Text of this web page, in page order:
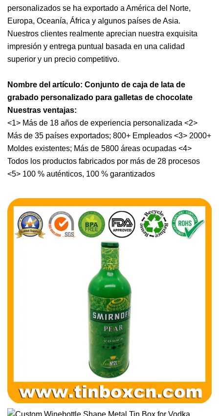
personalizados se ha exportado a América del Norte,
Europa, Oceanía, África y algunos países de Asia.
Nuestros clientes realmente aprecian nuestra exquisita
impresión y entrega puntual basada en una calidad
superior y un precio competitivo.
Nombre del artículo: Conjunto de caja de lata de
grabado personalizado para galletas de chocolate
Nuestras ventajas:
<1> Más de 18 años de experiencia personalizada <2>
Más de 35 países exportados; 800+ Empleados <3> 2000+
Moldes existentes; Más de 5800 áreas ocupadas <4>
Todos los productos fabricados por más de 28 procesos
<5> 100 % auténticos, 100 % garantizados